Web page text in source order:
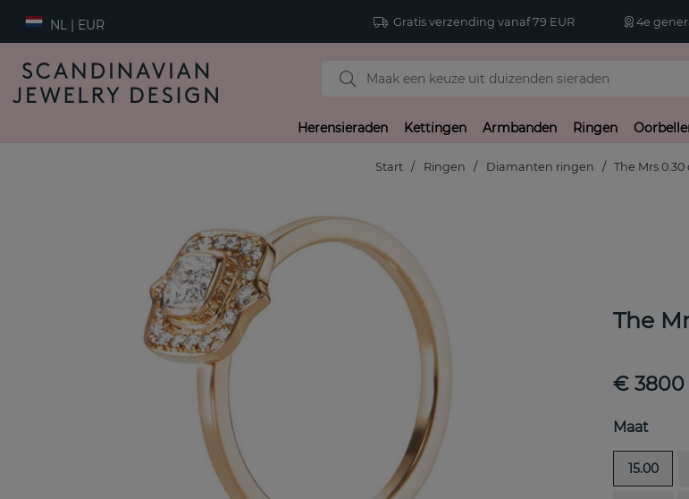
NL | EUR Gratis verzending vanaf 79 EUR 4e
Herensieraden Kettingen Armbanden Ringen
Start Ringen Diamanten ringen The Mrs
The
€ 3800
Maat
15.00